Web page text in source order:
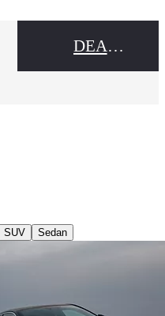
DEALER NAME
SUV Sedan